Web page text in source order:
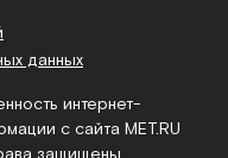
данных
интернет-
с сайта MET.RU
защищены.